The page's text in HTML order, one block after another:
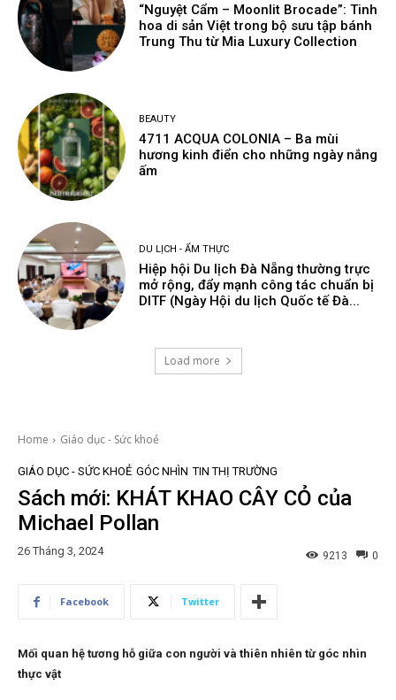
“Nguyệt Cẩm – Moonlit Brocade”: Tinh
hoa di sản Việt trong bộ sưu tập bánh
Trung Thu từ Mia Luxury Collection
BEAUTY
4711 ACQUA COLONIA – Ba mùi
hương kinh điển cho những ngày nắng
ấm
DU LỊCH - ẨM THỰC
Hiệp hội Du lịch Đà Nẵng thường trực
mở rộng, đẩy mạnh công tác chuẩn bị
DITF (Ngày Hội du lịch Quốc tế Đà...
Load more